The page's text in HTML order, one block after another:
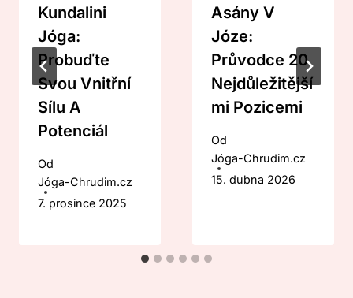
Kundalini
Jóga:
Probuďte
Svou Vnitřní
Sílu A
Potenciál
Od
Jóga-Chrudim.cz
7. prosince 2025
Asány V
Józe:
Průvodce 20
Nejdůležitější
Mi Pozicemi
Od
Jóga-Chrudim.cz
15. dubna 2026